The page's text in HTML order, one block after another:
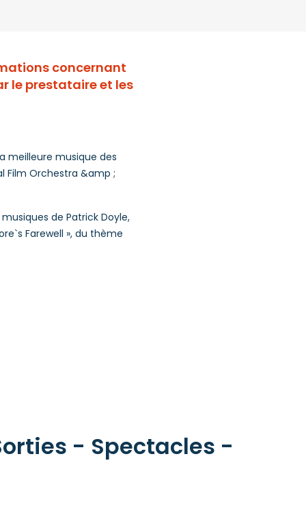
concernant
le prestataire et les
meilleure musique des
Film Orchestra &amp ;
de Patrick Doyle,
Farewell », du thème
- Spectacles -